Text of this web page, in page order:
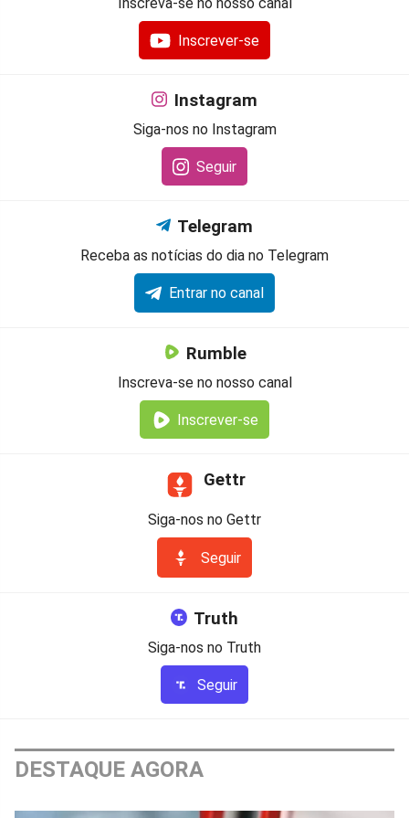
Inscrever-se
Instagram
Siga-nos no Instagram
Seguir
Telegram
Receba as notícias do dia no Telegram
Entrar no canal
Rumble
Inscreva-se no nosso canal
Inscrever-se
Gettr
Siga-nos no Gettr
Seguir
Truth
Siga-nos no Truth
Seguir
DESTAQUE AGORA